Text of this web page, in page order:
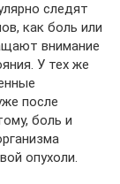
следят
как боль или
внимание
У тех же
после
боль и
опухоли.